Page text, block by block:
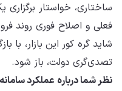
ساختاری، خواستار
فعلی و اصلاح فوری روند
شاید گره کور این بازار،
تصدی‌گری دولت، باز شود.
نظر شما درباره عملکرد